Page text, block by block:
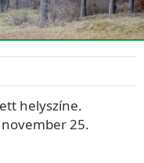
helyszíne.
25.